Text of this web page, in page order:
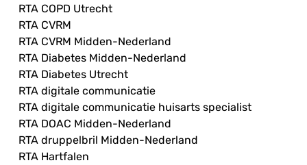
RTA COPD Utrecht
RTA CVRM
RTA CVRM Midden-Nederland
RTA Diabetes Midden-Nederland
RTA Diabetes Utrecht
RTA digitale communicatie
RTA digitale communicatie huisarts specialist
RTA DOAC Midden-Nederland
RTA druppelbril Midden-Nederland
RTA Hartfalen